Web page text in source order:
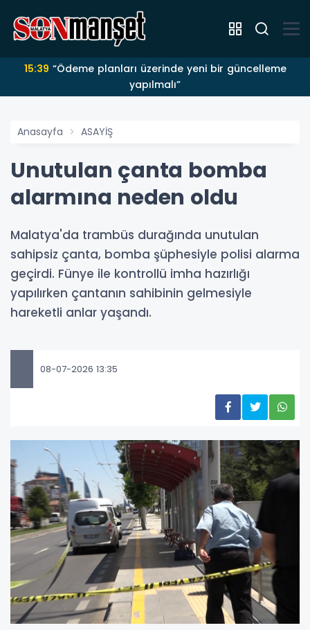
15:39
yapılmalı”
Anasayfa ASAYİŞ
Unutulan çanta bomba
alarmına neden oldu
Malatya'da trambüs durağında unutulan
sahipsiz çanta, bomba şüphesiyle polisi alarma
geçirdi. Fünye ile kontrollü imha hazırlığı
yapılırken çantanın sahibinin gelmesiyle
hareketli anlar yaşandı.
08-07-2026 13:35